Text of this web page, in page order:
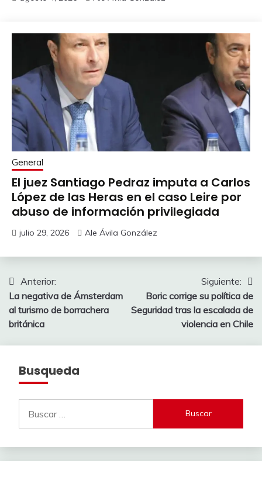
General
El juez Santiago Pedraz imputa a Carlos
López de las Heras en el caso Leire por
abuso de información privilegiada
julio 29, 2026 Ale Ávila González
Navegación
de
entradas
Anterior:
La negativa de Ámsterdam
al turismo de borrachera
británica
Siguiente:
Boric corrige su política de
Seguridad tras la escalada de
violencia en Chile
Busqueda